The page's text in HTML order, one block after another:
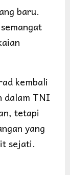
baru.
kembali
dalam TNI
tetapi
yang
sejati.